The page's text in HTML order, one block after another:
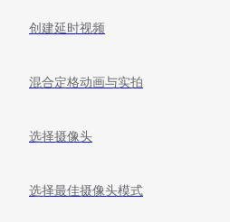
创建延时视频
混合定格动画与实拍
选择摄像头
选择最佳摄像头模式